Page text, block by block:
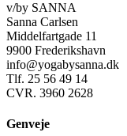
v/by SANNA
Sanna Carlsen
Middelfartgade 11
9900 Frederikshavn
info@yogabysanna.dk
Tlf. 25 56 49 14
CVR. 3960 2628
Genveje